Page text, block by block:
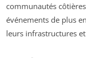
communautés
événements de plus
leurs infrastructures